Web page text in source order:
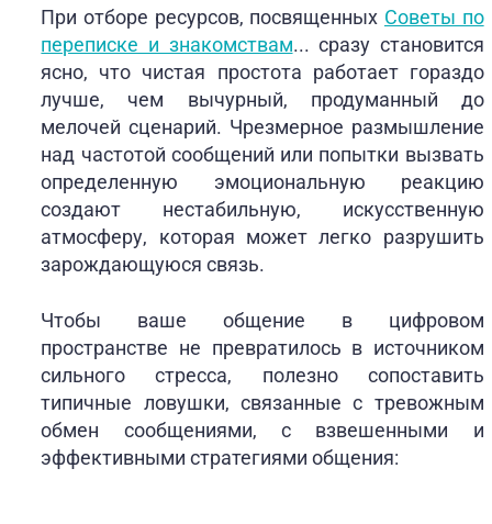
При отборе ресурсов, посвященных Советы по
переписке и знакомствам... сразу становится
ясно, что чистая простота работает гораздо
лучше, чем вычурный, продуманный до
мелочей сценарий. Чрезмерное размышление
над частотой сообщений или попытки вызвать
определенную эмоциональную реакцию
создают нестабильную, искусственную
атмосферу, которая может легко разрушить
зарождающуюся связь.
Чтобы ваше общение в цифровом
пространстве не превратилось в источником
сильного стресса, полезно сопоставить
типичные ловушки, связанные с тревожным
обмен сообщениями, с взвешенными и
эффективными стратегиями общения: